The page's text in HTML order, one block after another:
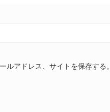
ルアドレス、サイトを保存する。